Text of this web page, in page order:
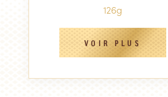
126g
VOIR PLUS